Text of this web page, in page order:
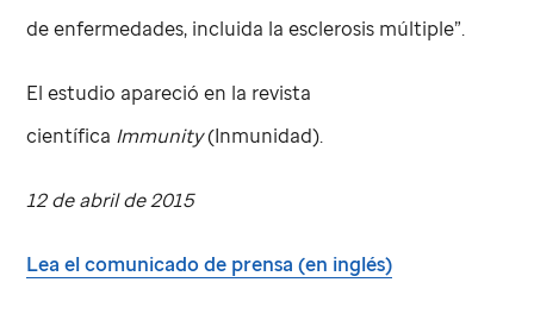
de enfermedades, incluida la esclerosis múltiple”.
El estudio apareció en la revista
científica Immunity(Inmunidad).
12 de abril de 2015
Lea el comunicado de prensa (en inglés)